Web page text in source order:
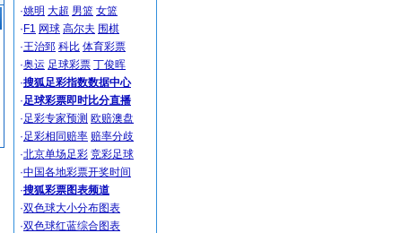
·姚明 大超 男篮 女篮
· F1 网球 高尔夫 围棋
·王治郅 科比 体育彩票
·奥运 足球彩票 丁俊晖
·搜狐足彩指数数据中心
·足球彩票即时比分直播
·足彩专家预测 欧赔澳盘
·足彩相同赔率 赔率分歧
·北京单场足彩 竞彩足球
·中国各地彩票开奖时间
·搜狐彩票图表频道
·双色球大小分布图表
·双色球红蓝综合图表